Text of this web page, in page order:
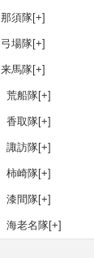
那須隊[+]
弓場隊[+]
来馬隊[+]
荒船隊[+]
香取隊[+]
諏訪隊[+]
柿崎隊[+]
漆間隊[+]
海老名隊[+]